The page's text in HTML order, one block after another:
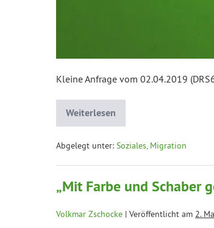
Kleine Anfrage vom 02.04.2019
Weiterlesen
Abgelegt unter: Soziales, Migration
„Mit Farbe und Schaber
Volkmar Zschocke | Veröffentlicht am 2.